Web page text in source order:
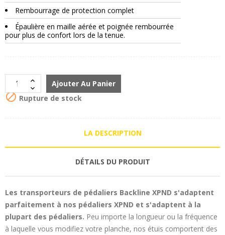
Rembourrage de protection complet
Épaulière en maille aérée et poignée rembourrée
pour plus de confort lors de la tenue.
Ajouter Au Panier
 Rupture de stock
LA DESCRIPTION
DÉTAILS DU PRODUIT
Les transporteurs de pédaliers Backline XPND s'adaptent
parfaitement à nos pédaliers XPND et s'adaptent à la
plupart des pédaliers. Peu importe la longueur ou la fréquence
à laquelle vous modifiez votre planche, nos étuis comportent des